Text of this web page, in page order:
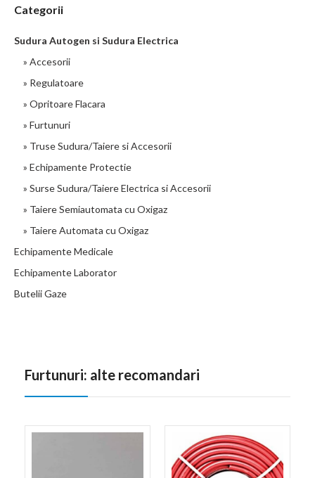
Categorii
Sudura Autogen si Sudura Electrica
» Accesorii
» Regulatoare
» Opritoare Flacara
» Furtunuri
» Truse Sudura/Taiere si Accesorii
» Echipamente Protectie
» Surse Sudura/Taiere Electrica si Accesorii
» Taiere Semiautomata cu Oxigaz
» Taiere Automata cu Oxigaz
Echipamente Medicale
Echipamente Laborator
Butelii Gaze
Furtunuri: alte recomandari